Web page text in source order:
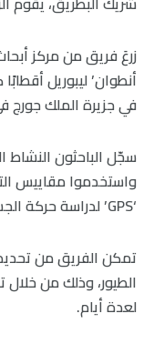
زرعَ فريق من مركز
في جزيرة الملك جورج في
سجّل الباحثون النشاط
واستخدموا مقاييس
‘GPS’ لدراسة حركة الجسم وموقعه.
تمكن الفريق من
الطيور، وذلك من خلال
لعدة أيام.